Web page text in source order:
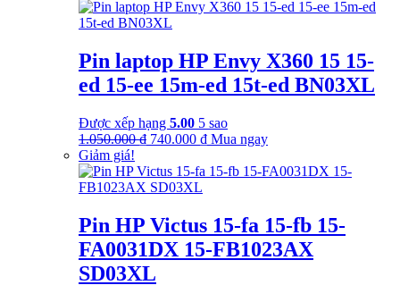
Pin laptop HP Envy X360 15 15-
ed 15-ee 15m-ed 15t-ed BN03XL
Được xếp hạng 5.00 5 sao
1.050.000₫ Giá
là:
1.050.000 ₫.
740.000 ₫Giá
tại
Mua ngay
Giảm giá!
Pin HP Victus 15-fa 15-fb 15-
FA0031DX 15-FB1023AX
SD03XL